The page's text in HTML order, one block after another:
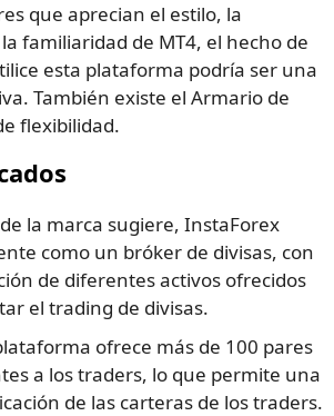
que aprecian el estilo, la
familiaridad de MT4, el hecho de
esta plataforma podría ser una
También existe el Armario de
flexibilidad.
la marca sugiere, InstaForex
como un bróker de divisas, con
de diferentes activos ofrecidos
el trading de divisas.
ofrece más de 100 pares
a los traders, lo que permite una
de las carteras de los traders.